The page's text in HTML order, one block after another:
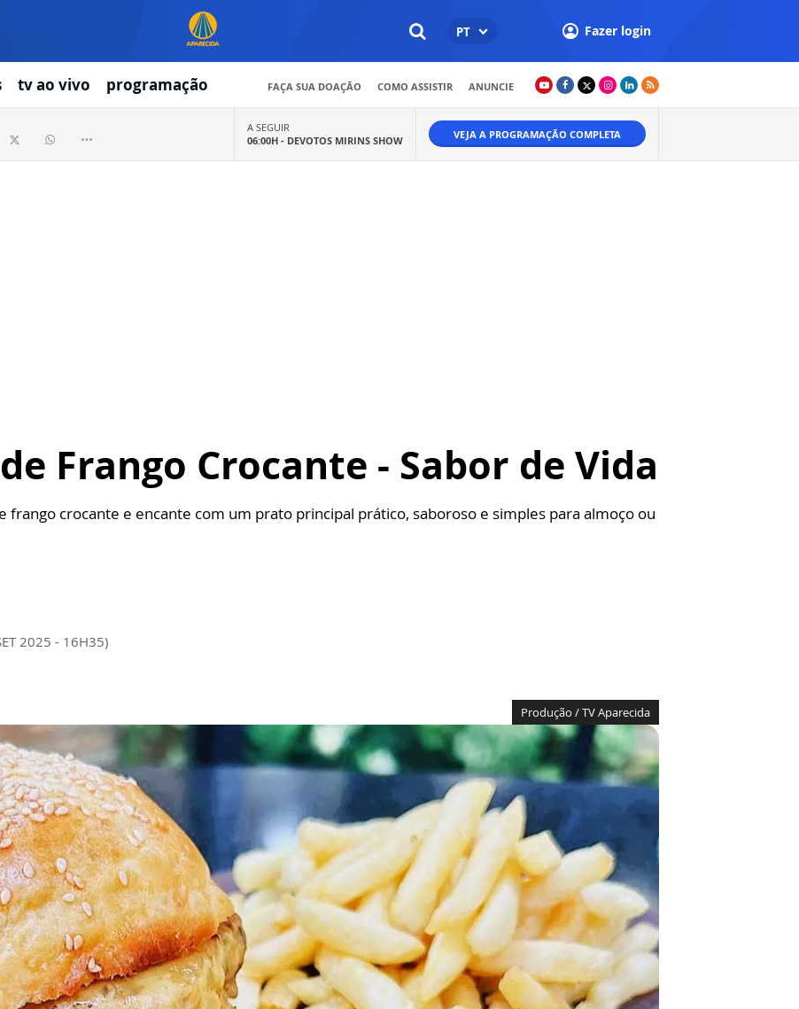
PT Fazer login
tv ao vivo programação FAÇA SUA DOAÇÃO COMO ASSISTIR ANUNCIE
A SEGUIR
06:00H - DEVOTOS MIRINS SHOW VEJA A PROGRAMAÇÃO COMPLETA
Frango Crocante - Sabor de Vida
frango crocante e encante com um prato principal prático, saboroso e simples para almoço ou
2025 - 16H35)
Produção / TV Aparecida